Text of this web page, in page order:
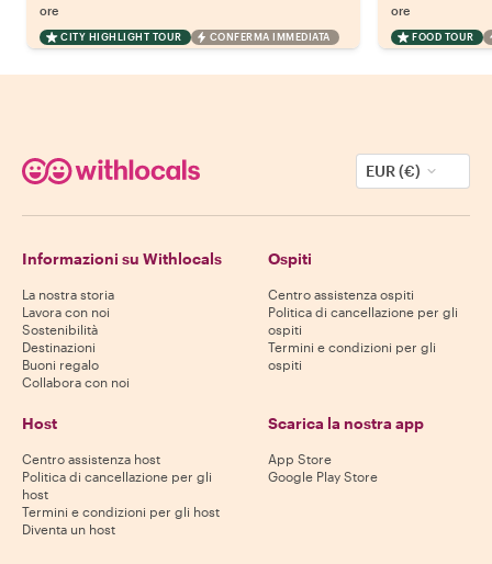
ore
CITY HIGHLIGHT TOUR CONFERMA IMMEDIATA
ore
FOOD TOUR
EUR (€)
Informazioni su Withlocals
La nostra storia
Lavora con noi
Sostenibilità
Destinazioni
Buoni regalo
Collabora con noi
Ospiti
Centro assistenza ospiti
Politica di cancellazione per gli
ospiti
Termini e condizioni per gli
ospiti
Host
Centro assistenza host
Politica di cancellazione per gli
host
Termini e condizioni per gli host
Diventa un host
Scarica la nostra app
App Store
Google Play Store